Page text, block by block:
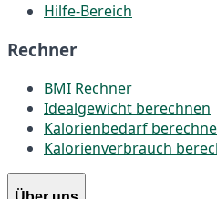
Hilfe-Bereich
Rechner
BMI Rechner
Idealgewicht berechnen
Kalorienbedarf
Kalorienverbrauch